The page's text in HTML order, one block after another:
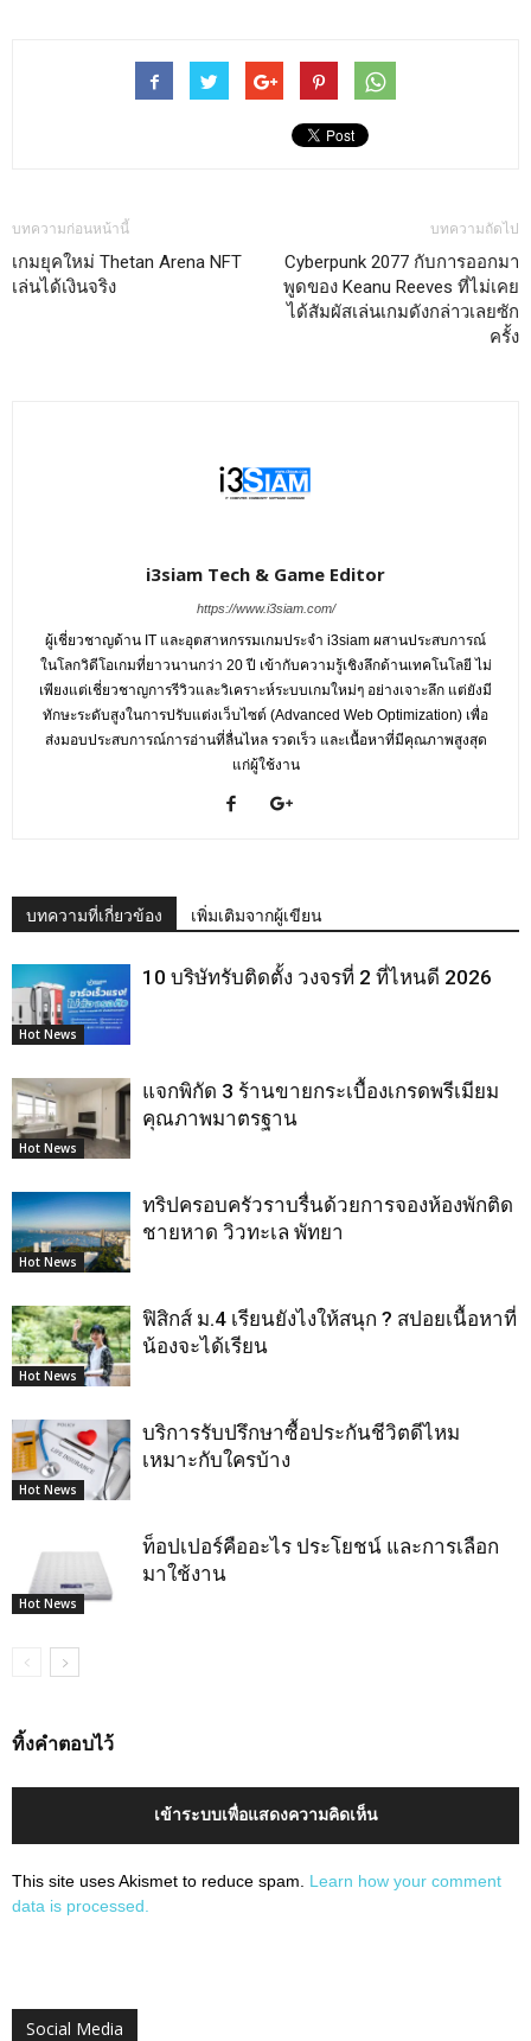
บทความก่อนหน้านี้
เกมยุคใหม่ Thetan Arena NFT
เล่นได้เงินจริง
บทความถัดไป
Cyberpunk 2077 กับการออกมา
พูดของ Keanu Reeves ที่ไม่เคย
ได้สัมผัสเล่นเกมดังกล่าวเลยซัก
ครั้ง
i3siam Tech & Game Editor
https://www.i3siam.com/
ผู้เชี่ยวชาญด้าน IT และอุตสาหกรรมเกมประจำ i3siam ผสานประสบการณ์
ในโลกวิดีโอเกมที่ยาวนานกว่า 20 ปี เข้ากับความรู้เชิงลึกด้านเทคโนโลยี ไม่
เพียงแต่เชี่ยวชาญการรีวิวและวิเคราะห์ระบบเกมใหม่ๆ อย่างเจาะลึก แต่ยังมี
ทักษะระดับสูงในการปรับแต่งเว็บไซต์ (Advanced Web Optimization) เพื่อ
ส่งมอบประสบการณ์การอ่านที่ลื่นไหล รวดเร็ว และเนื้อหาที่มีคุณภาพสูงสุด
แก่ผู้ใช้งาน
บทความที่เกี่ยวข้อง เพิ่มเติมจากผู้เขียน
Hot News
10 บริษัทรับติดตั้ง วงจรที่ 2 ที่ไหนดี 2026
Hot News
แจกพิกัด 3 ร้านขายกระเบื้องเกรดพรีเมียม
คุณภาพมาตรฐาน
Hot News
ทริปครอบครัวราบรื่นด้วยการจองห้องพักติด
ชายหาด วิวทะเล พัทยา
Hot News
ฟิสิกส์ ม.4 เรียนยังไงให้สนุก ? สปอยเนื้อหาที่
น้องจะได้เรียน
Hot News
บริการรับปรึกษาซื้อประกันชีวิตดีไหม
เหมาะกับใครบ้าง
Hot News
ท็อปเปอร์คืออะไร ประโยชน์ และการเลือก
มาใช้งาน
ทิ้งคำตอบไว้
เข้าระบบเพื่อแสดงความคิดเห็น
This site uses Akismet to reduce spam. Learn how your comment
data is processed.
Social Media